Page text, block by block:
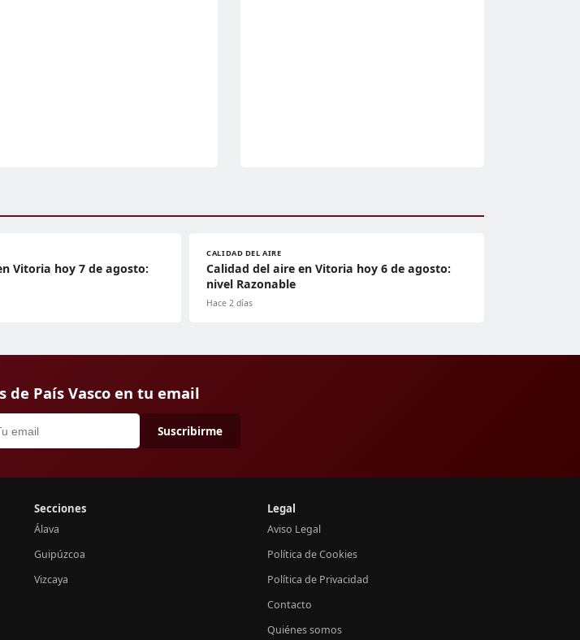
Vitoria hoy 7 de agosto:
CALIDAD DEL AIRE
Calidad del aire en Vitoria hoy 6 de agosto:
nivel Razonable
Hace 2 días
de País Vasco en tu email
Suscribirme
Secciones
Álava
Guipúzcoa
Vizcaya
Legal
Aviso Legal
Política de Cookies
Política de Privacidad
Contacto
Quiénes somos